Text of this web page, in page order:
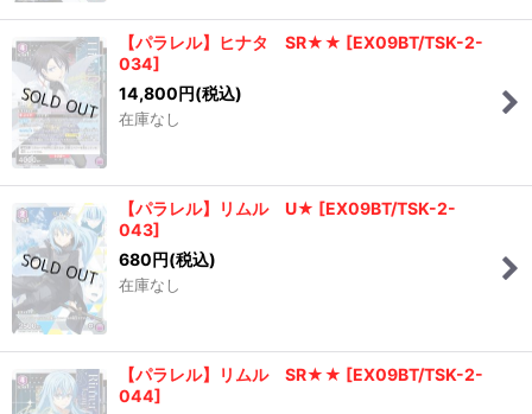
【パラレル】ヒナタ SR★★ [EX09BT/TSK-2-
034]
14,800円(税込)
在庫なし
【パラレル】リムル U★ [EX09BT/TSK-2-
043]
680円(税込)
在庫なし
【パラレル】リムル SR★★ [EX09BT/TSK-2-
044]